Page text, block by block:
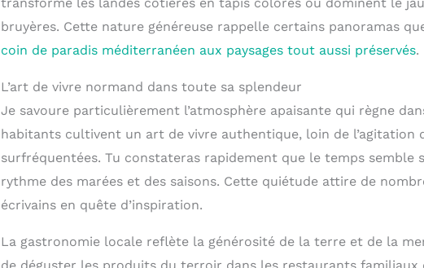
transforme les landes côtières en tapis colorés où dominent le
bruyères. Cette nature généreuse rappelle certains panoramas
coin de paradis méditerranéen aux paysages tout aussi préservés.
L’art de vivre normand dans toute sa splendeur
Je savoure particulièrement l’atmosphère apaisante qui règne
habitants cultivent un art de vivre authentique, loin de l’agitation
surfréquentées. Tu constateras rapidement que le temps semble
rythme des marées et des saisons. Cette quiétude attire de
écrivains en quête d’inspiration.
La gastronomie locale reflète la générosité de la terre et de la